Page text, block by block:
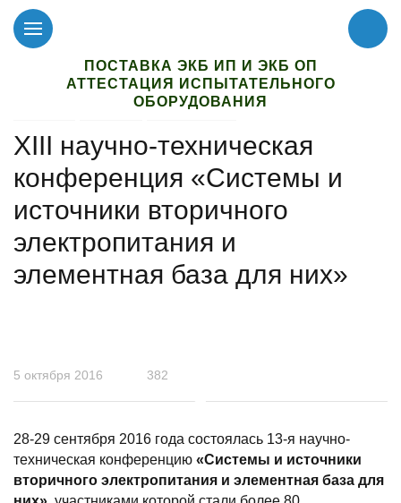
ПОСТАВКА ЭКБ ИП И ЭКБ ОП
АТТЕСТАЦИЯ ИСПЫТАТЕЛЬНОГО
ОБОРУДОВАНИЯ
Мероприятия
XIII научно-техническая
конференция «Системы и
источники вторичного
электропитания и
элементная база для них»
5 октября 2016 382
28-29 сентября 2016 года состоялась 13-я научно-
техническая конференцию «Системы и источники
вторичного электропитания и элементная база для